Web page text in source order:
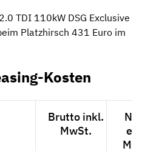
TDI 110kW DSG Exclusive
Platzhirsch 431 Euro im
Kosten
Brutto inkl.
MwSt.
Netto
exkl.
MwSt.